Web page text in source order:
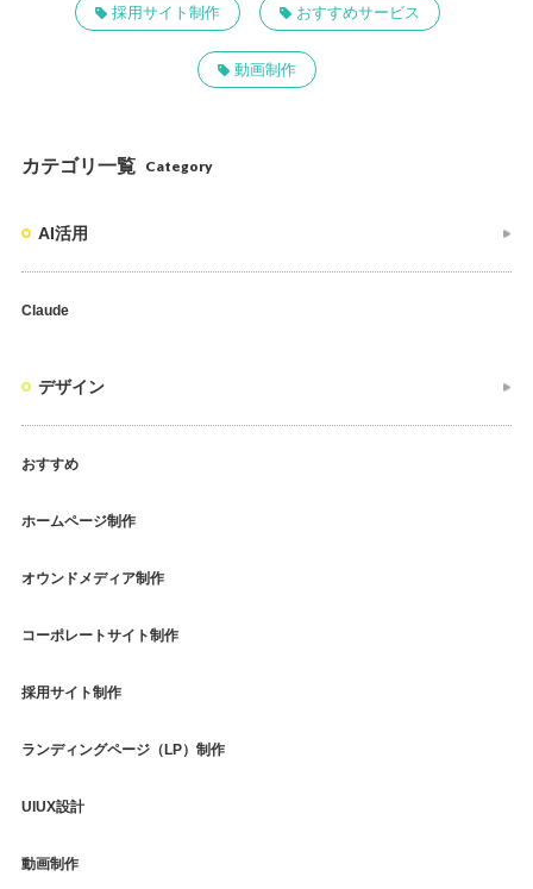
採用サイト制作 おすすめサービス
動画制作
カテゴリ一覧 Category
AI活用
Claude
デザイン
おすすめ
ホームページ制作
オウンドメディア制作
コーポレートサイト制作
採用サイト制作
ランディングページ（LP）制作
UIUX設計
動画制作